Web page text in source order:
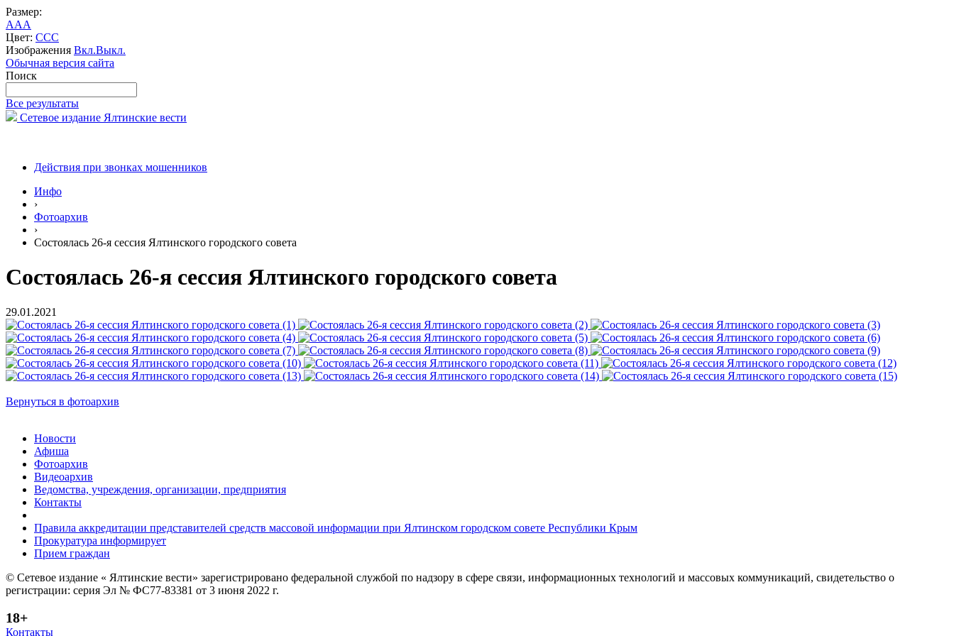
Размер:
AAA
Цвет: CCC
Изображения Вкл.Выкл.
Обычная версия сайта
Поиск
Все результаты
Сетевое издание Ялтинские вести
Действия при звонках мошенников
Инфо
›
Фотоархив
›
Состоялась 26-я сессия Ялтинского городского совета
Состоялась 26-я сессия Ялтинского городского совета
29.01.2021
Вернуться в фотоархив
Новости
Афиша
Фотоархив
Видеоархив
Ведомства, учреждения, организации, предприятия
Контакты
Правила аккредитации представителей средств массовой информации при Ялтинском городском совете Республики Крым
Прокуратура информирует
Прием граждан
© Сетевое издание « Ялтинские вести» зарегистрировано федеральной службой по надзору в сфере связи, информационных технологий и массовых коммуникаций, свидетельство о
регистрации: серия Эл № ФС77-83381 от 3 июня 2022 г.
18+
Контакты